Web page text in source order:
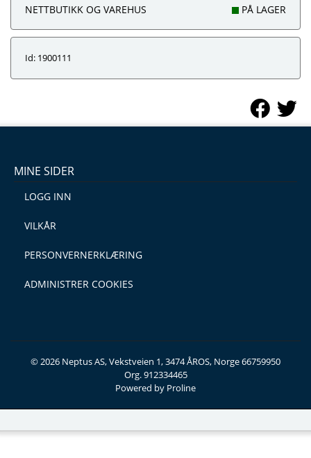
NETTBUTIKK OG VAREHUS PÅ LAGER
Id: 1900111
MINE SIDER
LOGG INN
VILKÅR
PERSONVERNERKLÆRING
ADMINISTRER COOKIES
© 2026 Neptus AS, Vekstveien 1, 3474 ÅROS, Norge 66759950
Org. 912334465
Powered by Proline